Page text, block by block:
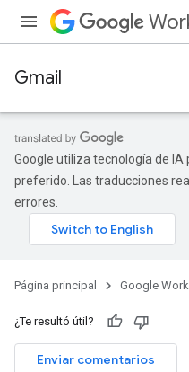
Gmail
Google utiliza tecnología de
preferido. Las traducciones
errores.
Página principal Google
¿Te resultó útil?
Enviar comentarios